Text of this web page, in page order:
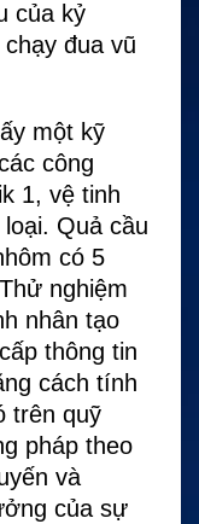
của kỷ
đua vũ
một kỹ
công
1, vệ tinh
Quả cầu
có 5
nghiệm
nhân tạo
thông tin
cách tính
trên quỹ
pháp theo
và
của sự